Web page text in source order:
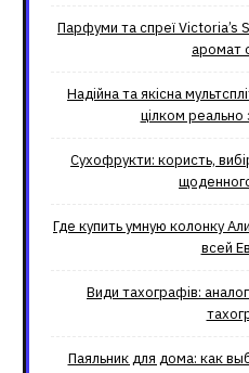
Парфуми та спреї Victoria’s
аромат
Надійна та якісна
цілком
Сухофрукти: користь,
Где купить умную колонку
всей
Види тахографів:
Паяльник для дома: как